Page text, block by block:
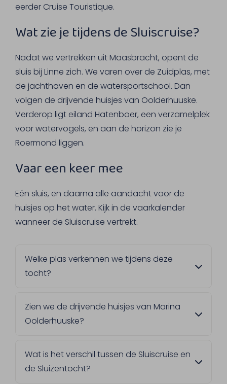
eerder Cruise Touristique.
Wat zie je tijdens de Sluiscruise?
Nadat we vertrekken uit Maasbracht, opent de
sluis bij Linne zich. We varen over de Zuidplas, met
de jachthaven en de watersportschool. Dan
volgen de drijvende huisjes van Oolderhuuske.
Verderop ligt eiland Hatenboer, een verzamelplek
voor watervogels, en aan de horizon zie je
Roermond liggen.
Vaar een keer mee
Eén sluis, en daarna alle aandacht voor de
huisjes op het water. Kijk in de vaarkalender
wanneer de Sluiscruise vertrekt.
Welke plas verkennen we tijdens deze
tocht?
recreatieplassen van Limburg. Hier vaar je
langs de drijvende huisjes van Resort Marina
Zien we de drijvende huisjes van Marina
Oolderhuuske?
tocht. Je krijgt hier ook een mooi zicht op de
jachthaven en de watersportschool.
Wat is het verschil tussen de Sluiscruise en
de Sluizentocht?